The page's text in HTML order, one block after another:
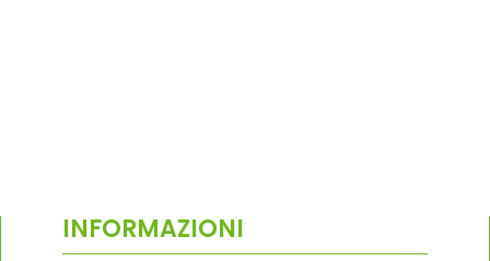
INFORMAZIONI